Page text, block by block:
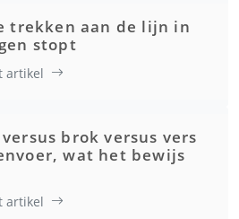
trekken aan de lijn in
stopt
artikel
versus brok versus vers
wat het bewijs
artikel